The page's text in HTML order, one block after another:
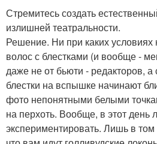
Стремитесь создать
излишней театральности.
Решение. Ни при каких условиях
волос с блестками (и вообще -
даже не от бьюти - редакторов,
блестки на вспышке начинают
фото непонятными белыми
на перхоть. Вообще, в этот день
экспериментировать. Лишь в том